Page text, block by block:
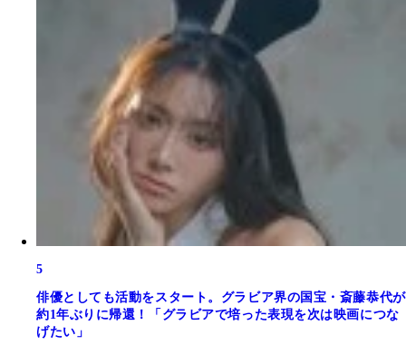
5
俳優としても活動をスタート。グラビア界の国宝・斎藤恭代が
約1年ぶりに帰還！「グラビアで培った表現を次は映画につな
げたい」